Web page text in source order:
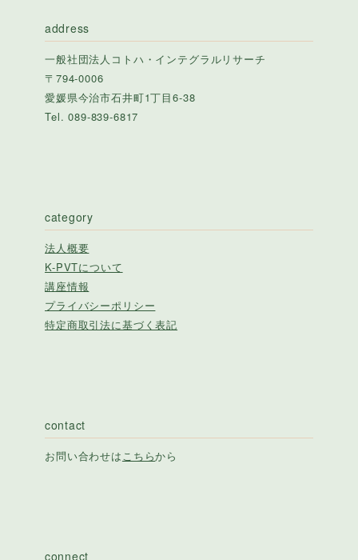
address
一般社団法人コトハ・インテグラルリサーチ
〒794-0006
愛媛県今治市石井町1丁目6-38
Tel. 089-839-6817
category
法人概要
K-PVTについて
講座情報
プライバシーポリシー
特定商取引法に基づく表記
contact
お問い合わせはこちらから
connect